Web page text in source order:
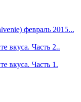
февраль 2015...
вкуса. Часть 2..
вкуса. Часть 1.